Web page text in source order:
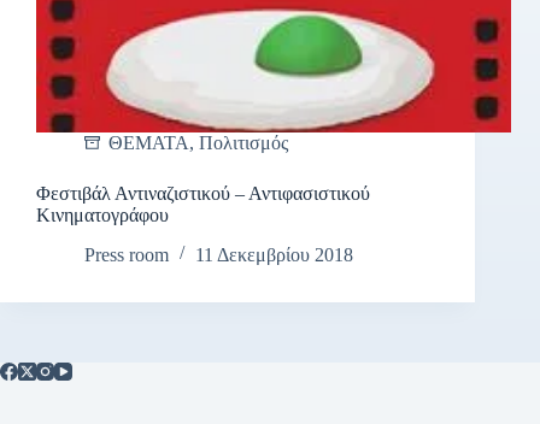
ΘΕΜΑΤΑ, Πολιτισμός
Φεστιβάλ Αντιναζιστικού – Αντιφασιστικού
Κινηματογράφου
Press room
11 Δεκεμβρίου 2018